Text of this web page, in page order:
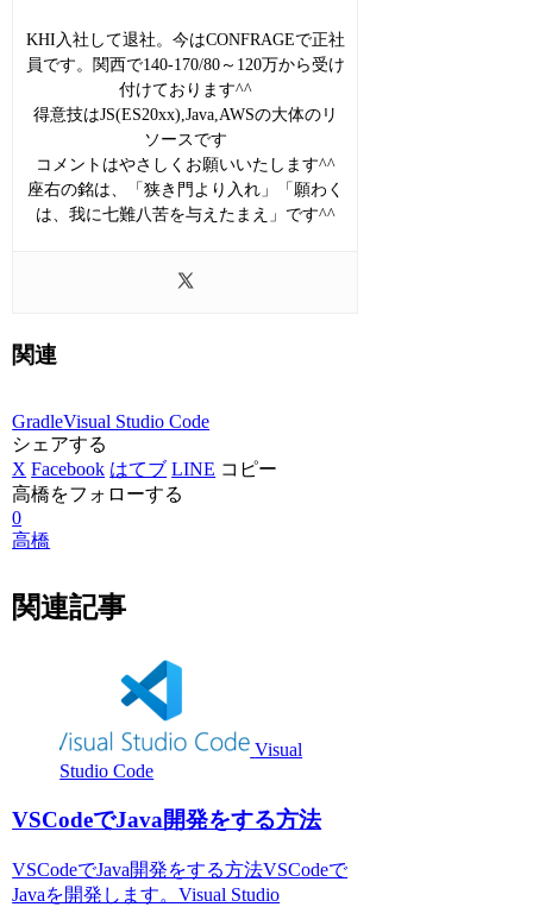
KHI入社して退社。今はCONFRAGEで正社
員です。関西で140-170/80～120万から受け
付けております^^
得意技はJS(ES20xx),Java,AWSの大体のリ
ソースです
コメントはやさしくお願いいたします^^
座右の銘は、「狭き門より入れ」「願わく
は、我に七難八苦を与えたまえ」です^^
関連
GradleVisual Studio Code
シェアする
X Facebook はてブ LINE コピー
高橋をフォローする
0
高橋
関連記事
Visual
Studio Code
VSCodeでJava開発をする方法
VSCodeでJava開発をする方法VSCodeで
Javaを開発します。Visual Studio